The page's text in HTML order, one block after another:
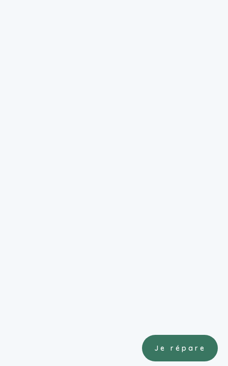
Je répare